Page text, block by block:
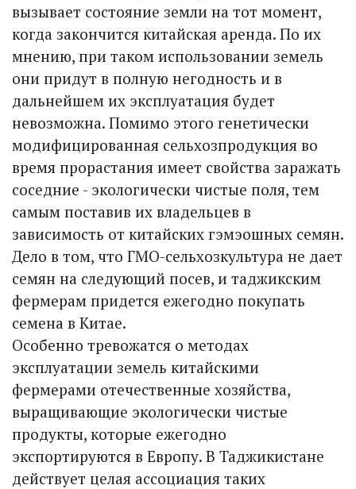
вызывает состояние земли на тот момент,
когда закончится китайская аренда. По их
мнению, при таком использовании земель
они придут в полную негодность и в
дальнейшем их эксплуатация будет
невозможна. Помимо этого генетически
модифицированная сельхозпродукция во
время прорастания имеет свойства заражать
соседние - экологически чистые поля, тем
самым поставив их владельцев в
зависимость от китайских гэмэошных семян.
Дело в том, что ГМО-сельхозкультура не дает
семян на следующий посев, и таджикским
фермерам придется ежегодно покупать
семена в Китае.
Особенно тревожатся о методах
эксплуатации земель китайскими
фермерами отечественные хозяйства,
выращивающие экологически чистые
продукты, которые ежегодно
экспортируются в Европу. В Таджикистане
действует целая ассоциация таких